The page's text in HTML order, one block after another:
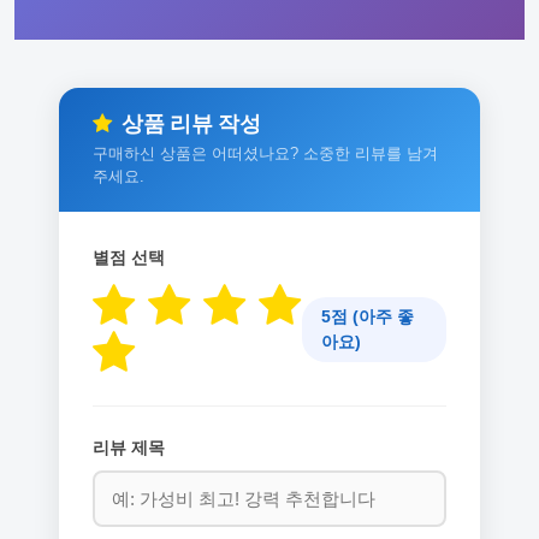
상품 리뷰 작성
구매하신 상품은 어떠셨나요? 소중한 리뷰를 남겨
주세요.
별점 선택
5점 (아주 좋
아요)
리뷰 제목